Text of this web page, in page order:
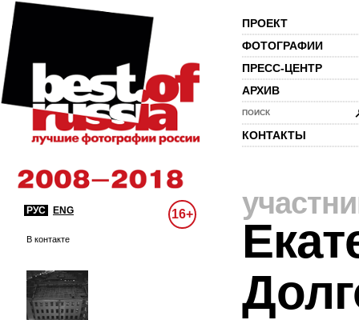
ПРОЕКТ
ФОТОГРАФИИ
ПРЕСС-ЦЕНТР
АРХИВ
ПОИСК
КОНТАКТЫ
РУС ENG 16+
В контакте